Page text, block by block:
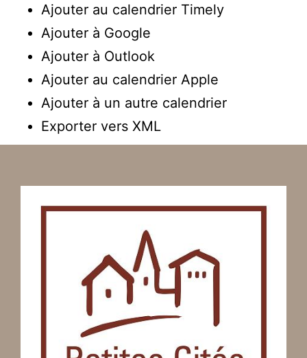
Ajouter au calendrier Timely
Ajouter à Google
Ajouter à Outlook
Ajouter au calendrier Apple
Ajouter à un autre calendrier
Exporter vers XML